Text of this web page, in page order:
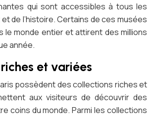
qui sont accessibles à tous les
et de l’histoire. Certains de ces musées
le monde entier et attirent des millions
année.
et variées
possèdent des collections riches et
aux visiteurs de découvrir des
coins du monde. Parmi les collections